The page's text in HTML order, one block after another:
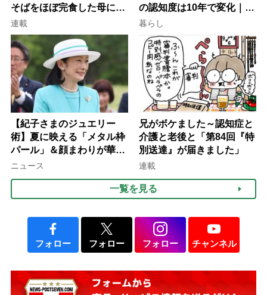
そばをほぼ完食した母に息
子が血の気が引いた理由
連載
の認知度は10年で変化｜流
行語大賞にノミネート、法
律にも明記されたが果たし
て現在は？
暮らし
【紀子さまのジュエリー
術】夏に映える「メタル枠
パール」＆顔まわりが華や
ぐ「揺れる一粒」の使い分
ニュース
兄がボケました～認知症と
介護と老後と「第84回『特
別送達』が届きました」
連載
一覧を見る
フォロー フォロー フォロー チャンネル